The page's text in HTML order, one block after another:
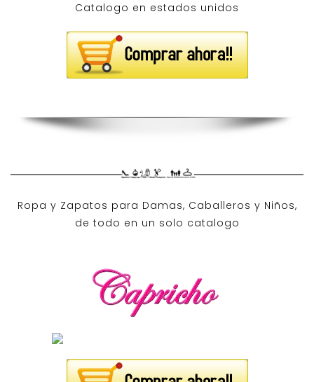
Ropa y Zapatos para Damas, Caballeros y Niños,
de todo en un solo catalogo